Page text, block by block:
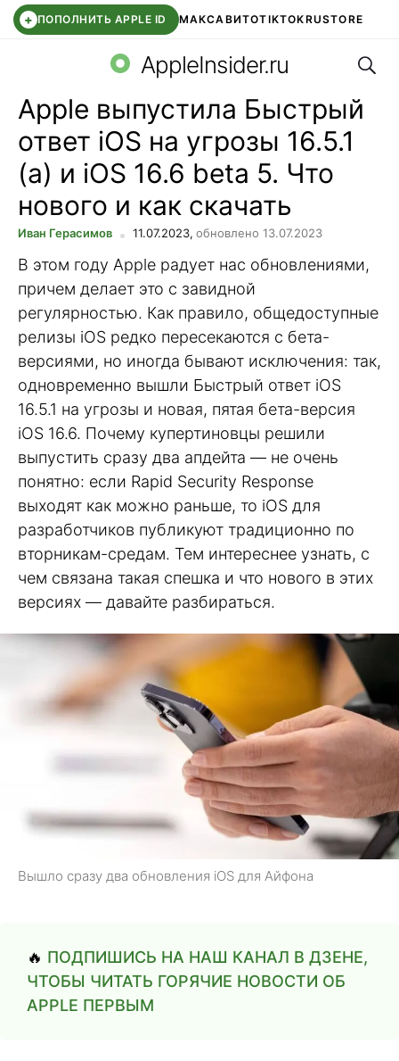
+ ПОПОЛНИТЬ APPLE ID МАКСАВИТОTIKTOKRUSTORE
WB КЛУБIOS 26.6 DDE STORE
AppleInsider.ru
Apple выпустила Быстрый
ответ iOS на угрозы 16.5.1
(a) и iOS 16.6 beta 5. Что
нового и как скачать
Иван Герасимов 11.07.2023, обновлено 13.07.2023
В этом году Apple радует нас обновлениями,
причем делает это с завидной
регулярностью. Как правило, общедоступные
релизы iOS редко пересекаются с бета-
версиями, но иногда бывают исключения: так,
одновременно вышли Быстрый ответ iOS
16.5.1 на угрозы и новая, пятая бета-версия
iOS 16.6. Почему купертиновцы решили
выпустить сразу два апдейта — не очень
понятно: если Rapid Security Response
выходят как можно раньше, то iOS для
разработчиков публикуют традиционно по
вторникам-средам. Тем интереснее узнать, с
чем связана такая спешка и что нового в этих
версиях — давайте разбираться.
Вышло сразу два обновления iOS для Айфона
🔥 ПОДПИШИСЬ НА НАШ КАНАЛ В ДЗЕНЕ,
ЧТОБЫ ЧИТАТЬ ГОРЯЧИЕ НОВОСТИ ОБ
APPLE ПЕРВЫМ